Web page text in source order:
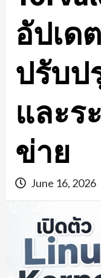
อัปเด
ปรับป
และร
ข่าย
June 16, 2026